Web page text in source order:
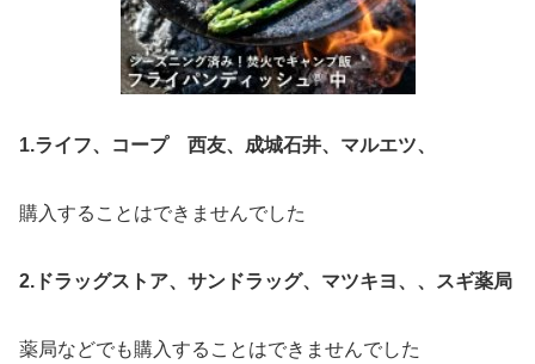
1.ライフ、コープ 西友、成城石井、マルエツ、
購入することはできませんでした
2.ドラッグストア、サンドラッグ、マツキヨ、、スギ薬局
薬局などでも購入することはできませんでした